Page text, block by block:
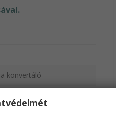
konvertáló